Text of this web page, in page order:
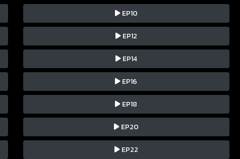
EP10
EP12
EP14
EP16
EP18
EP20
EP22